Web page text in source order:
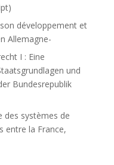
développement et
Allemagne-
I : Eine
und
Bundesrepublik
des systèmes de
entre la France,